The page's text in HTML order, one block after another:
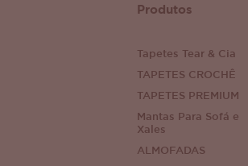
Produtos
Tapetes Tear & Cia
TAPETES CROCHÊ
TAPETES PREMIUM
Mantas Para Sofá e
Xales
ALMOFADAS